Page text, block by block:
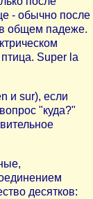
- обычно после
в общем падеже.
Super la
и sur), если
"куда?"
десятков: